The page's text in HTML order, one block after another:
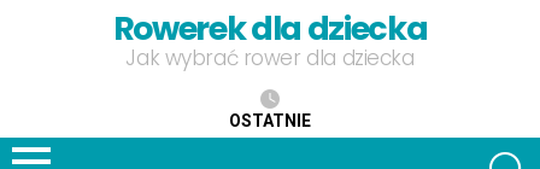
Rowerek dla dziecka
Jak wybrać rower dla dziecka
OSTATNIE